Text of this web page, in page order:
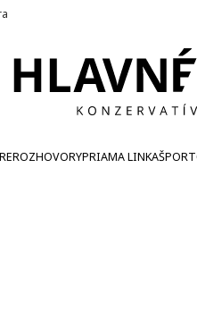
ROZHOVORYPRIAMA LINKAŠPORT